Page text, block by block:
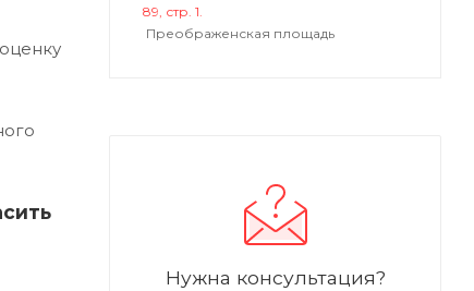
89, стр. 1.
Преображенская площадь
Нужна консультация?